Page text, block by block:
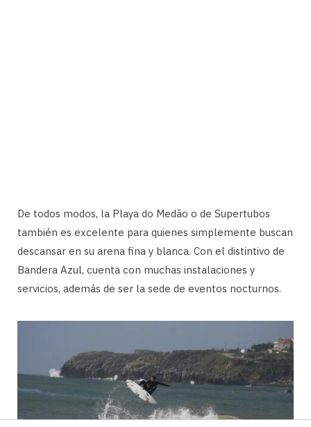
De todos modos, la Playa do Medão o de Supertubos
también es excelente para quienes simplemente buscan
descansar en su arena fina y blanca. Con el distintivo de
Bandera Azul, cuenta con muchas instalaciones y
servicios, además de ser la sede de eventos nocturnos.